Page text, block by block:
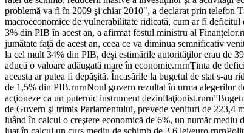
problemă va fi în 2009 şi chiar 2010″, a declarat prin telefon
macroeconomice de vulnerabilitate ridicată, cum ar fi
3% din PIB în acest an, a afirmat fostul ministru al
jumătate faţă de acest an, ceea ce va diminua semnificativ
la cel mult 34% din PIB, deşi estimările autorităţilor erau de
aducă o valoare adăugată mare în economie.rnrnŢinta de
aceasta ar putea fi depăşită. Încasările la bugetul de stat s-
de 1,5% din PIB.rnrnNoul guvern rezultat în urma alegerilor
acţioneze ca un puternic instrument
de Guvern şi trimis Parlamentului, prevede venituri de
luând în calcul o creştere economică de 6%, un număr